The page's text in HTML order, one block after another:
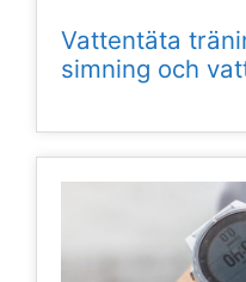
Vattentäta
simning och